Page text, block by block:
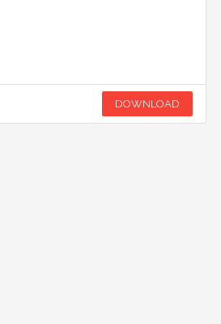
DOWNLOAD